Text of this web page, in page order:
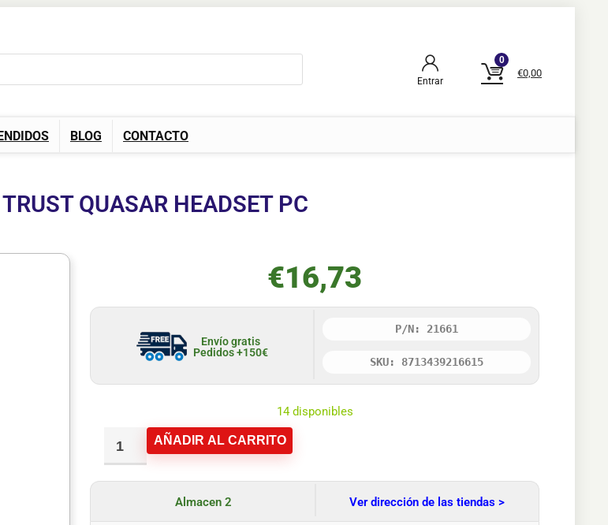
Entrar
0
€0,00
BLOG CONTACTO
QUASAR HEADSET PC
€16,73
Envío gratis
Pedidos +150€
P/N: 21661
SKU: 8713439216615
14 disponibles
AÑADIR AL CARRITO
Almacen 2 Ver dirección de las tiendas >